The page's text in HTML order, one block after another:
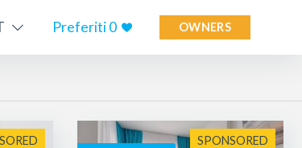
Preferiti0 OWNERS
SPONSORED